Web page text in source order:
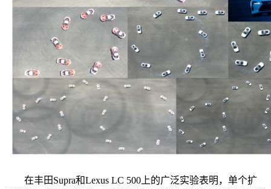
在丰田Supra和Lexus LC 500上的广泛实验表明，单个扩